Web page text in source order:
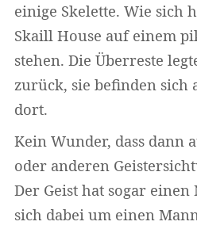
einige Skelette. Wie sich
Skaill House auf einem
stehen. Die Überreste
zurück, sie befinden sich
dort.
Kein Wunder, dass dann
oder anderen
Der Geist hat sogar einen
sich dabei um einen